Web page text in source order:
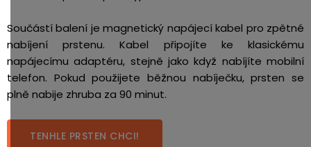
Součástí balení je magnetický napájecí kabel pro zpětné
nabíjení prstenu. Kabel připojíte ke klasickému
napájecímu adaptéru, stejně jako když nabíjíte mobilní
telefon. Pokud použijete běžnou nabíječku, prsten se
plně nabije zhruba za 90 minut.
TENHLE PRSTEN CHCI!